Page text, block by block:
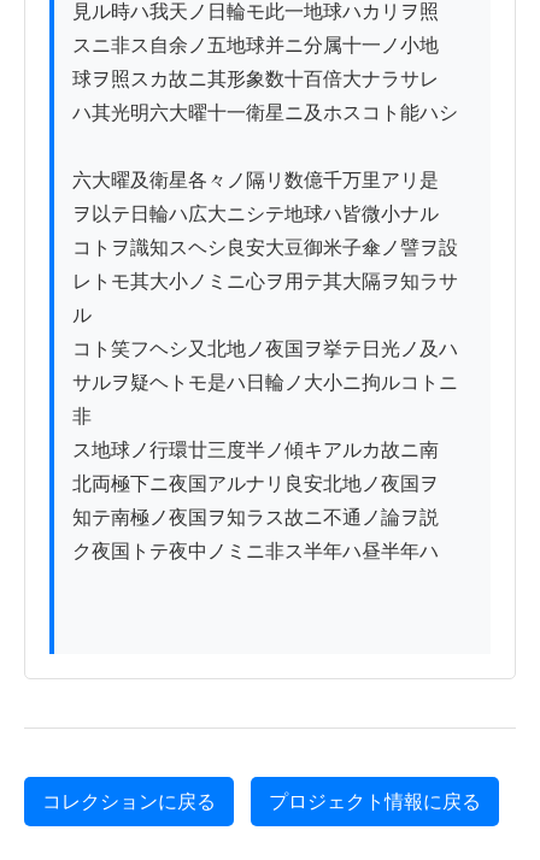
見ル時ハ我天ノ日輪モ此一地球ハカリヲ照
スニ非ス自余ノ五地球并ニ分属十一ノ小地
球ヲ照スカ故ニ其形象数十百倍大ナラサレ
ハ其光明六大曜十一衛星ニ及ホスコト能ハシ
六大曜及衛星各々ノ隔リ数億千万里アリ是
ヲ以テ日輪ハ広大ニシテ地球ハ皆微小ナル
コトヲ識知スヘシ良安大豆御米子傘ノ譬ヲ設
レトモ其大小ノミニ心ヲ用テ其大隔ヲ知ラサ
ル
コト笑フヘシ又北地ノ夜国ヲ挙テ日光ノ及ハ
サルヲ疑ヘトモ是ハ日輪ノ大小ニ拘ルコトニ
非
ス地球ノ行環廿三度半ノ傾キアルカ故ニ南
北両極下ニ夜国アルナリ良安北地ノ夜国ヲ
知テ南極ノ夜国ヲ知ラス故ニ不通ノ論ヲ説
ク夜国トテ夜中ノミニ非ス半年ハ昼半年ハ
コレクションに戻る プロジェクト情報に戻る